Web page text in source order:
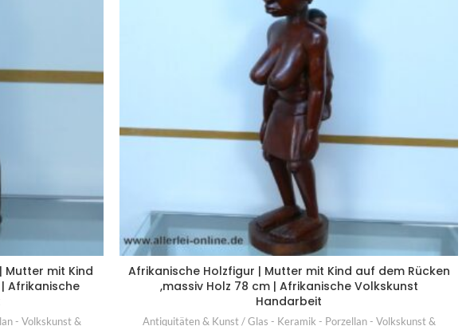
Mutter mit Kind
Afrikanische
- Volkskunst &
Afrikanische Holzfigur | Mutter mit Kind auf dem Rücken
,massiv Holz 78 cm | Afrikanische Volkskunst
Handarbeit
Antiquitäten & Kunst / Glas - Keramik - Porzellan - Volkskunst &